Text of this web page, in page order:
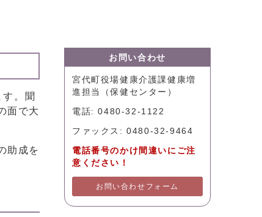
。聞
面で大
助成を
お問い合わせ
宮代町役場健康介護課健康増
進担当（保健センター）
電話: 0480-32-1122
ファックス: 0480-32-9464
電話番号のかけ間違いにご注
意ください！
お問い合わせフォーム